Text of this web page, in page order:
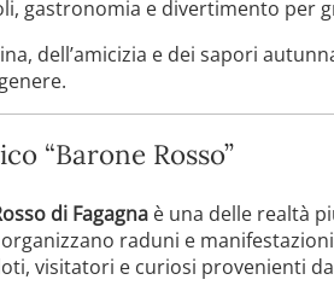
gastronomia e divertimento per
dell’amicizia e dei sapori
“Barone Rosso”
di Fagagna è una delle realtà
raduni e
visitatori e curiosi provenienti